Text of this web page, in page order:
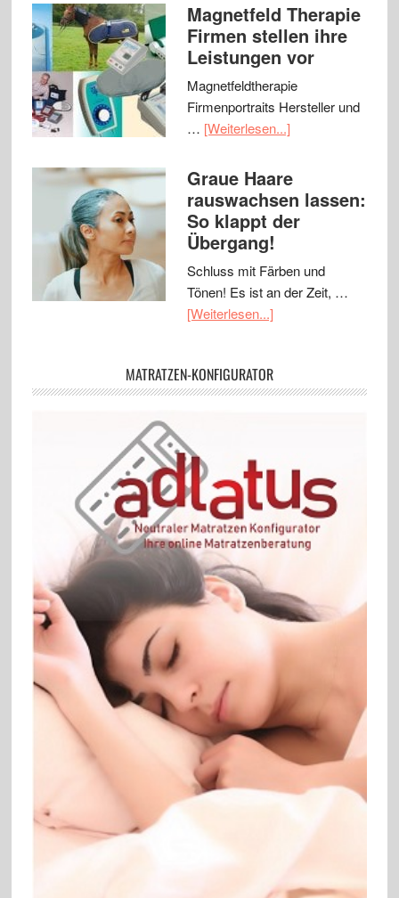
Magnetfeld Therapie
Firmen stellen ihre
Leistungen vor
Magnetfeldtherapie
Firmenportraits Hersteller und
… [Weiterlesen...]
Graue Haare
rauswachsen lassen:
So klappt der
Übergang!
Schluss mit Färben und
Tönen! Es ist an der Zeit, …
[Weiterlesen...]
MATRATZEN-KONFIGURATOR